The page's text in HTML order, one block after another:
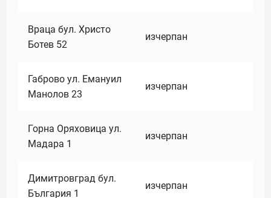
Враца бул. Христо
Ботев 52
изчерпан
Габрово ул. Емануил
Манолов 23
изчерпан
Горна Оряховица ул.
Мадара 1
изчерпан
Димитровград бул.
България 1
изчерпан